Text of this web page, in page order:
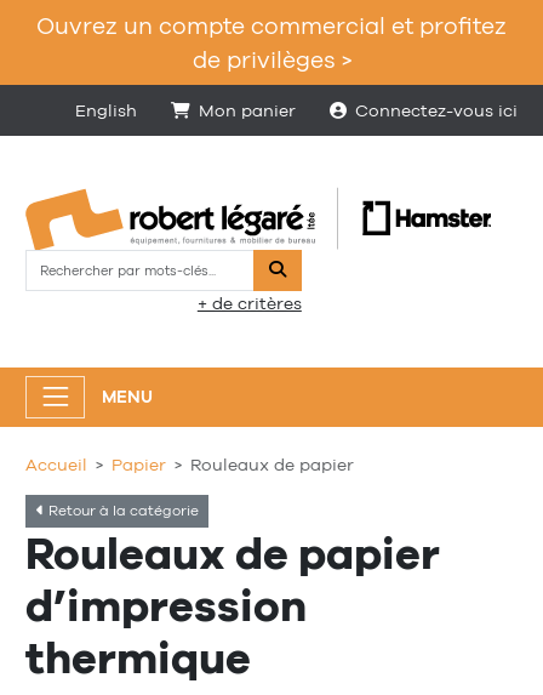
Ouvrez un compte commercial et profitez
de privilèges >
English Mon panier Connectez-vous ici
Rechercher
+ de critères
MENU
Accueil Papier Rouleaux de papier
Retour à la catégorie
Rouleaux de papier
d’impression
thermique